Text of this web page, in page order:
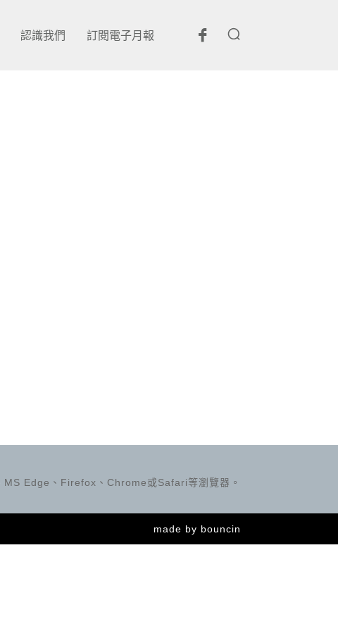
認識我們 訂閱電子月報
MS Edge、Firefox、Chrome或Safari等瀏覽器。
made by bouncin